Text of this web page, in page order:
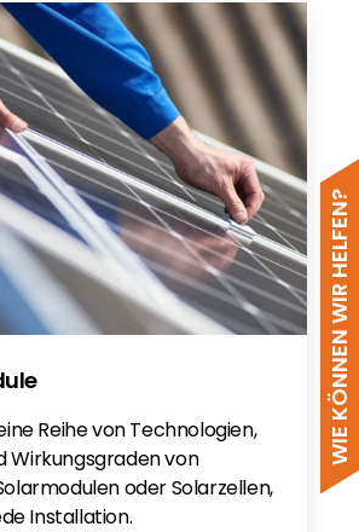
WIE KÖNNEN WIR HELFEN?
Reihe von Technologien,
Wirkungsgraden von
oder Solarzellen,
Installation.